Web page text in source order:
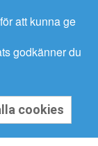
att kunna ge
godkänner du
cookies